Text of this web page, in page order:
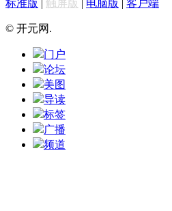
标准版 | 触屏版 | 电脑版 | 客户端
© 开元网.
门户
论坛
美图
导读
标签
广播
频道